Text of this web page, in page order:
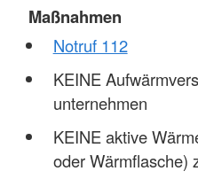
Maßnahmen
Notruf 112
KEINE
unternehmen
KEINE aktive
oder Wärmflasche)